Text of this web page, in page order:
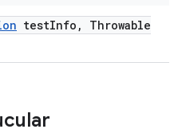
testInfo ,
Throwable